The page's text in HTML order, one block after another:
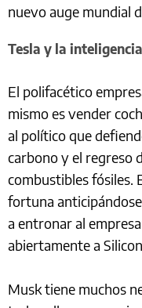
nuevo auge mundial
Tesla y la
El polifacético
mismo es vender
al político que
carbono y el regreso
combustibles fósiles.
fortuna
a entronar al
abiertamente a
Musk tiene muchos